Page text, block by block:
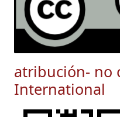
atribución- no
International